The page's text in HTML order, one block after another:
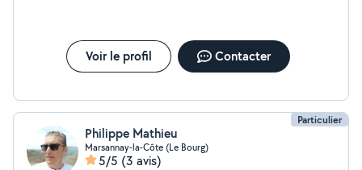
Voir le profil Contacter
Particulier
Philippe Mathieu
Marsannay-la-Côte (Le Bourg)
5/5 (3 avis)